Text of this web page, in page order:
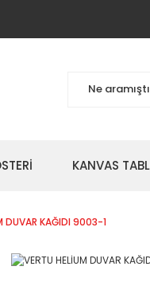
KANVAS
DUVAR KAĞIDI 9003-1